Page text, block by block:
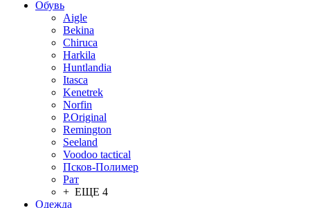
Обувь
Aigle
Bekina
Chiruсa
Harkila
Huntlandia
Itasca
Kenetrek
Norfin
P.Original
Remington
Seeland
Voodoo tactical
Псков-Полимер
Рат
+ ЕЩЕ 4
Одежда